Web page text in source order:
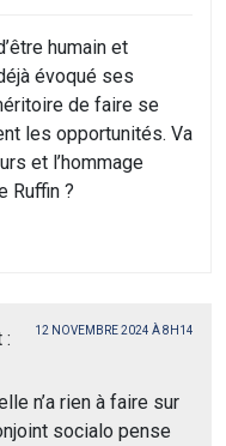
humain et
évoqué ses
de faire se
les opportunités. Va
et l’hommage
Ruffin ?
: 12 NOVEMBRE 2024 À 8H14
n’a rien à faire sur
socialo pense